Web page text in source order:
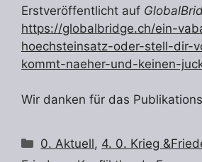
Erstveröffentlicht auf
https://globalbridge.ch/ein-
hoechsteinsatz-oder-stell-dir-
kommt-naeher-und-keinen-
Wir danken für das
Kategorien
0. Aktuell, 4. 0. Krieg